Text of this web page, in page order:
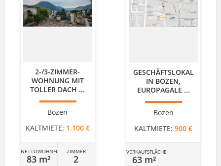
2-/3-ZIMMER-
WOHNUNG MIT
TOLLER DACH ...
Bozen
KALTMIETE: 1.100 €
NETTOWOHNFLÄCHE
83 m²
ZIMMER
2
GESCHÄFTSLOKAL
IN BOZEN,
EUROPAGALE ...
Bozen
KALTMIETE: 900 €
VERKAUFSFLÄCHE
63 m²